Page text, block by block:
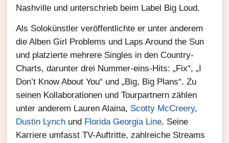
Nashville und unterschrieb beim Label Big Loud.
Als Solokünstler veröffentlichte er unter anderem
die Alben Girl Problems und Laps Around the Sun
und platzierte mehrere Singles in den Country-
Charts, darunter drei Nummer-eins-Hits: „Fix“, „I
Don’t Know About You“ und „Big, Big Plans“. Zu
seinen Kollaborationen und Tourpartnern zählen
unter anderem Lauren Alaina, Scotty McCreery,
Dustin Lynch und Florida Georgia Line. Seine
Karriere umfasst TV-Auftritte, zahlreiche Streams